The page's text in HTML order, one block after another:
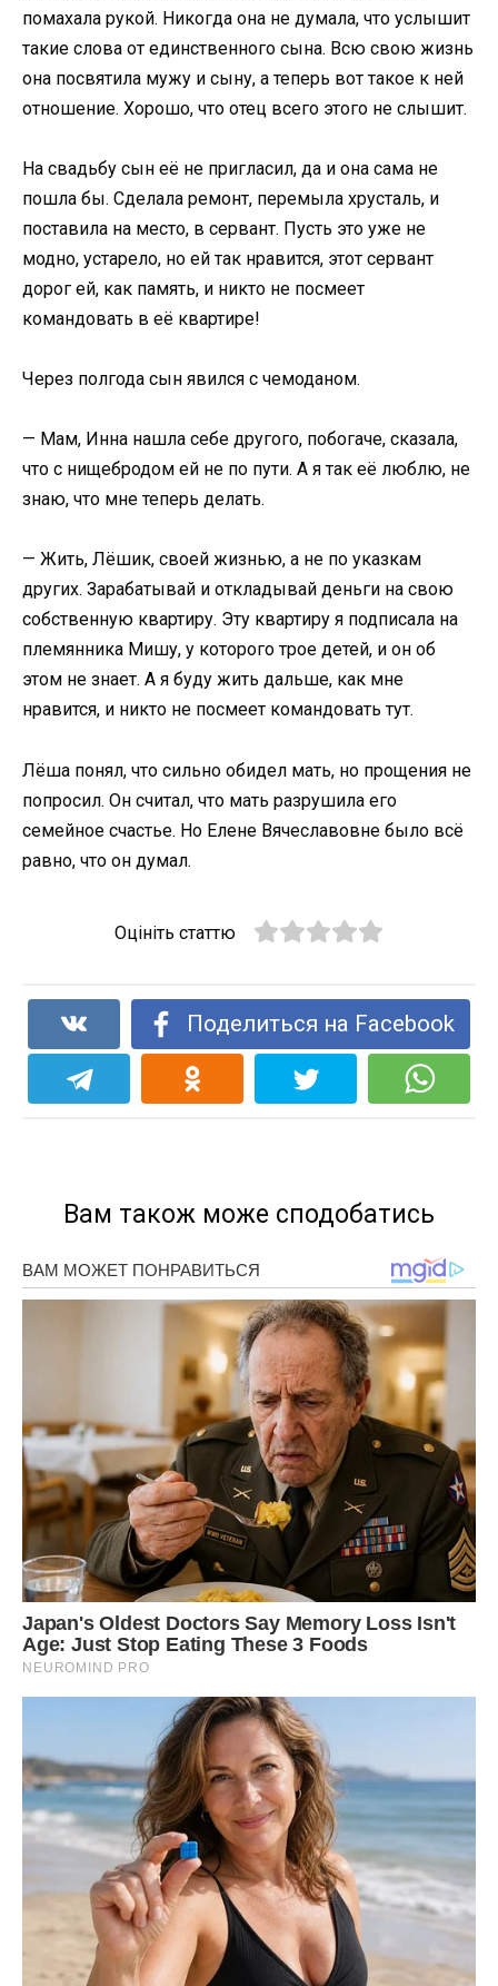
помахала рукой. Никогда она не думала, что услышит
такие слова от единственного сына. Всю свою жизнь
она посвятила мужу и сыну, а теперь вот такое к ней
отношение. Хорошо, что отец всего этого не слышит.
На свадьбу сын её не пригласил, да и она сама не
пошла бы. Сделала ремонт, перемыла хрусталь, и
поставила на место, в сервант. Пусть это уже не
модно, устарело, но ей так нравится, этот сервант
дорог ей, как память, и никто не посмеет
командовать в её квартире!
Через полгода сын явился с чемоданом.
— Мам, Инна нашла себе другого, побогаче, сказала,
что с нищебродом ей не по пути. А я так её люблю, не
знаю, что мне теперь делать.
— Жить, Лёшик, своей жизнью, а не по указкам
других. Зарабатывай и откладывай деньги на свою
собственную квартиру. Эту квартиру я подписала на
племянника Мишу, у которого трое детей, и он об
этом не знает. А я буду жить дальше, как мне
нравится, и никто не посмеет командовать тут.
Лёша понял, что сильно обидел мать, но прощения не
попросил. Он считал, что мать разрушила его
семейное счастье. Но Елене Вячеславовне было всё
равно, что он думал.
Оцініть статтю
Поделиться на Facebook
Вам також може сподобатись